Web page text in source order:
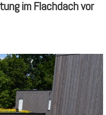
im Flachdach vor